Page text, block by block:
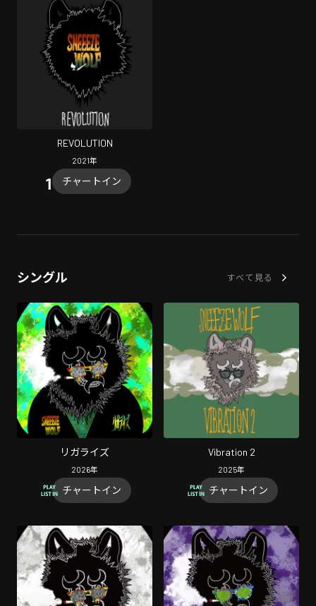
REVOLUTION
2021年
チャートイン
シングル すべて見る
リガライズ
2026年
チャートイン
Vibration 2
2025年
チャートイン